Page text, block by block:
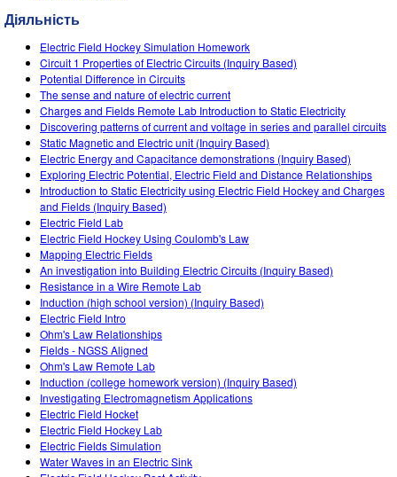
Діяльність
Electric Field Hockey Simulation Homework
Circuit 1 Properties of Electric Circuits (Inquiry Based)
Potential Difference in Circuits
The sense and nature of electric current
Charges and Fields Remote Lab Introduction to Static Electricity
Discovering patterns of current and voltage in series and parallel circuits
Static Magnetic and Electric unit (Inquiry Based)
Electric Energy and Capacitance demonstrations (Inquiry Based)
Exploring Electric Potential, Electric Field and Distance Relationships
Introduction to Static Electricity using Electric Field Hockey and Charges
and Fields (Inquiry Based)
Electric Field Lab
Electric Field Hockey Using Coulomb's Law
Mapping Electric Fields
An investigation into Building Electric Circuits (Inquiry Based)
Resistance in a Wire Remote Lab
Induction (high school version) (Inquiry Based)
Electric Field Intro
Ohm's Law Relationships
Fields - NGSS Aligned
Ohm's Law Remote Lab
Induction (college homework version) (Inquiry Based)
Investigating Electromagnetism Applications
Electric Field Hocket
Electric Field Hockey Lab
Electric Fields Simulation
Water Waves in an Electric Sink